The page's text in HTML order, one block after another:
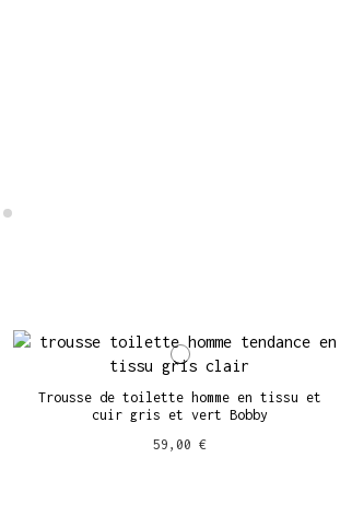
Trousse de toilette homme en tissu et
cuir gris et vert Bobby
59,00 €